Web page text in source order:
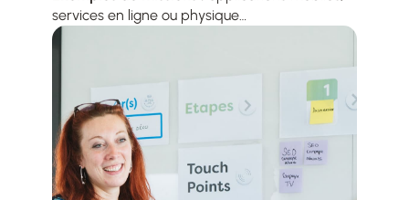
services en ligne ou physique…